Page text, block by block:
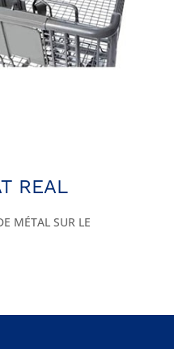
REAL
MÉTAL SUR LE